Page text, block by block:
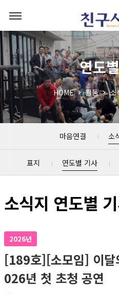
연도
HOME 활동 소
마음연결 소
표지 연도별 기사
소식지 연도별
2026년
[189호][소모임] 이
026년 첫 초청 공연